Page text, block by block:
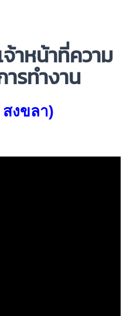
าหน้าที่ความ
รทำงาน
งขลา)